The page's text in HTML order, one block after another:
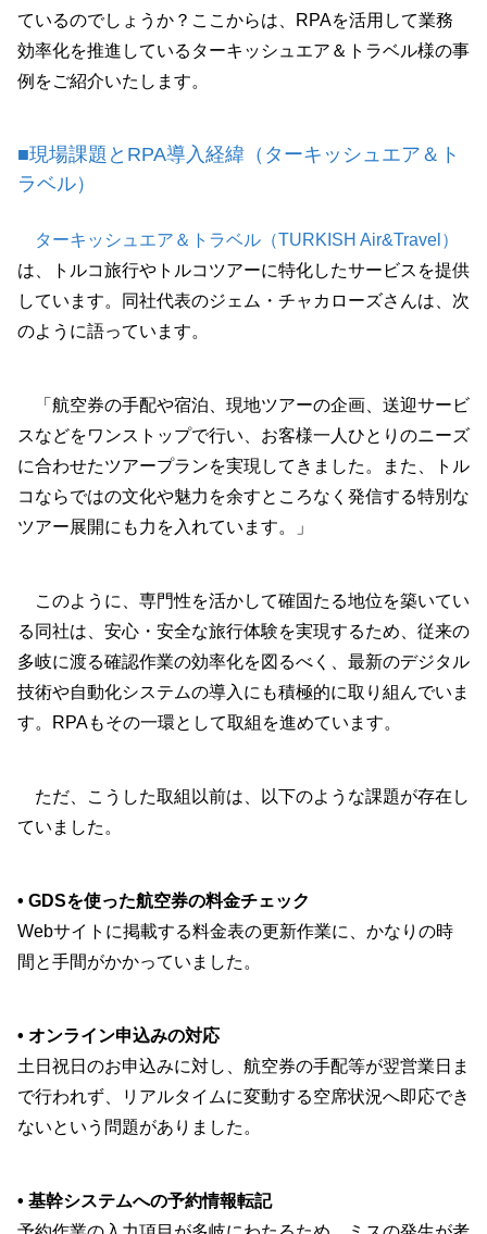
ているのでしょうか？ここからは、RPAを活用して業務
効率化を推進しているターキッシュエア＆トラベル様の事
例をご紹介いたします。
■現場課題とRPA導入経緯（ターキッシュエア＆ト
ラベル）
ターキッシュエア＆トラベル（TURKISH Air&Travel）
は、トルコ旅行やトルコツアーに特化したサービスを提供
しています。同社代表のジェム・チャカローズさんは、次
のように語っています。
「航空券の手配や宿泊、現地ツアーの企画、送迎サービ
スなどをワンストップで行い、お客様一人ひとりのニーズ
に合わせたツアープランを実現してきました。また、トル
コならではの文化や魅力を余すところなく発信する特別な
ツアー展開にも力を入れています。」
このように、専門性を活かして確固たる地位を築いてい
る同社は、安心・安全な旅行体験を実現するため、従来の
多岐に渡る確認作業の効率化を図るべく、最新のデジタル
技術や自動化システムの導入にも積極的に取り組んでいま
す。RPAもその一環として取組を進めています。
ただ、こうした取組以前は、以下のような課題が存在し
ていました。
• GDSを使った航空券の料金チェック
Webサイトに掲載する料金表の更新作業に、かなりの時
間と手間がかかっていました。
• オンライン申込みの対応
土日祝日のお申込みに対し、航空券の手配等が翌営業日ま
で行われず、リアルタイムに変動する空席状況へ即応でき
ないという問題がありました。
• 基幹システムへの予約情報転記